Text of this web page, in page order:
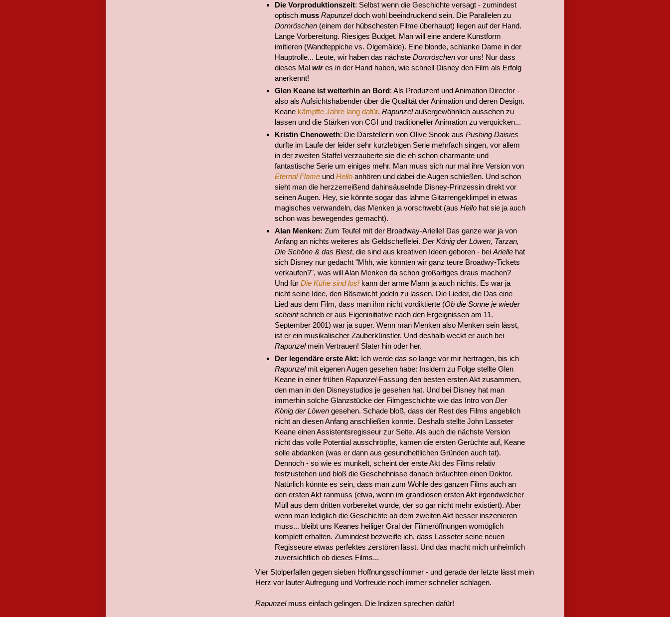
Die Vorproduktionszeit: Selbst wenn die Geschichte versagt - zumindest
optisch muss Rapunzeldoch wohl beeindruckend sein. Die Parallelen zu
Dornröschen(einem der hübschesten Filme überhaupt) liegen auf der Hand.
Lange Vorbereitung. Riesiges Budget. Man will eine andere Kunstform
imitieren (Wandteppiche vs. Ölgemälde). Eine blonde, schlanke Dame in der
Hauptrolle... Leute, wir haben das nächste Dornröschen vor uns! Nur dass
dieses Mal wires in der Hand haben, wie schnell Disney den Film als Erfolg
anerkennt!
Glen Keane ist weiterhin an Bord: Als Produzent und Animation Director -
also als Aufsichtshabender über die Qualität der Animation und deren Design.
Keane kämpfte Jahre lang dafür, Rapunzelaußergewöhnlich aussehen zu
lassen und die Stärken von CGI und traditioneller Animation zu verquicken...
Kristin Chenoweth: Die Darstellerin von Olive Snook aus Pushing Daisies
durfte im Laufe der leider sehr kurzlebigen Serie mehrfach singen, vor allem
in der zweiten Staffel verzauberte sie die eh schon charmante und
fantastische Serie um einiges mehr. Man muss sich nur mal ihre Version von
Eternal Flameund Helloanhören und dabei die Augen schließen. Und schon
sieht man die herzzerreißend dahinsäuselnde Disney-Prinzessin direkt vor
seinen Augen. Hey, sie könnte sogar das lahme Gitarrengeklimpel in etwas
magisches verwandeln, das Menken ja vorschwebt (aus Hellohat sie ja auch
schon was bewegendes gemacht).
Alan Menken: Zum Teufel mit der Broadway-Arielle! Das ganze war ja von
Anfang an nichts weiteres als Geldscheffelei. Der König der Löwen, Tarzan,
Die Schöne & das Biest, die sind aus kreativen Ideen geboren - bei Ariellehat
sich Disney nur gedacht "Mhh, wie könnten wir ganz teure Broadwy-Tickets
verkaufen?", was will Alan Menken da schon großartiges draus machen?
Und für Die Kühe sind los!kann der arme Mann ja auch nichts. Es war ja
nicht seine Idee, den Bösewicht jodeln zu lassen.Die Lieder, dieDas eine
Lied aus dem Film, dass man ihm nicht vordiktierte (Ob die Sonne je wieder
scheintschrieb er aus Eigeninitiative nach den Ergeignissen am 11.
September 2001) war ja super. Wenn man Menken also Menken sein lässt,
ist er ein musikalischer Zauberkünstler. Und deshalb weckt er auch bei
Rapunzelmein Vertrauen! Slater hin oder her.
Der legendäre erste Akt: Ich werde das so lange vor mir hertragen, bis ich
Rapunzel mit eigenen Augen gesehen habe: Insidern zu Folge stellte Glen
Keane in einer frühen Rapunzel-Fassung den besten ersten Akt zusammen,
den man in den Disneystudios je gesehen hat. Und bei Disney hat man
immerhin solche Glanzstücke der Filmgeschichte wie das Intro von Der
König der Löwengesehen. Schade bloß, dass der Rest des Films angeblich
nicht an diesen Anfang anschließen konnte. Deshalb stellte John Lasseter
Keane einen Assistentsregisseur zur Seite. Als auch die nächste Version
nicht das volle Potential ausschröpfte, kamen die ersten Gerüchte auf, Keane
solle abdanken (was er dann aus gesundheitlichen Gründen auch tat).
Dennoch - so wie es munkelt, scheint der erste Akt des Films relativ
festzustehen und bloß die Geschehnisse danach bräuchten einen Doktor.
Natürlich könnte es sein, dass man zum Wohle des ganzen Films auch an
den ersten Akt ranmuss (etwa, wenn im grandiosen ersten Akt irgendwelcher
Müll aus dem dritten vorbereitet wurde, der so gar nicht mehr existiert). Aber
wenn man lediglich die Geschichte ab dem zweiten Akt besser inszenieren
muss... bleibt uns Keanes heiliger Gral der Filmeröffnungen womöglich
komplett erhalten. Zumindest bezweifle ich, dass Lasseter seine neuen
Regisseure etwas perfektes zerstören lässt. Und das macht mich unheimlich
zuversichtlich ob dieses Films...
Vier Stolperfallen gegen sieben Hoffnungsschimmer - und gerade der letzte lässt mein
Herz vor lauter Aufregung und Vorfreude noch immer schneller schlagen.
Rapunzel muss einfach gelingen. Die Indizen sprechen dafür!